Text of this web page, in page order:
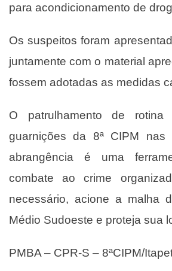
para acondicionamento de
Os suspeitos foram
juntamente com o material
fossem adotadas as medidas
O patrulhamento de rotina
guarnições da 8ª CIPM
abrangência é uma
combate ao crime
necessário, acione a malha
Médio Sudoeste e proteja sua
PMBA – CPR-S – 8ªCIPM/